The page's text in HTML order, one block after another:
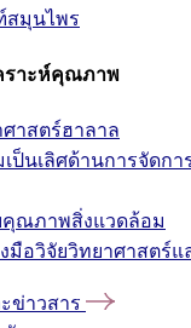
มุนไพร
ราะห์คุณภาพ
าสตร์ฮาลาล
ป็นเลิศด้านการจัดกา
คุณภาพสิ่งแวดล้อม
มือวิจัยวิทยาศาสตร์แ
ข่าวสาร